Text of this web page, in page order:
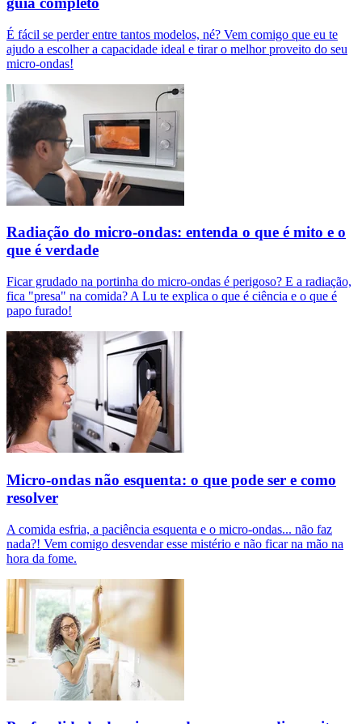
É fácil se perder entre tantos modelos, né? Vem comigo que eu te
ajudo a escolher a capacidade ideal e tirar o melhor proveito do seu
micro-ondas!
Radiação do micro-ondas: entenda o que é mito e o
que é verdade
Ficar grudado na portinha do micro-ondas é perigoso? E a radiação,
fica "presa" na comida? A Lu te explica o que é ciência e o que é
papo furado!
Micro-ondas não esquenta: o que pode ser e como
resolver
A comida esfria, a paciência esquenta e o micro-ondas... não faz
nada?! Vem comigo desvendar esse mistério e não ficar na mão na
hora da fome.